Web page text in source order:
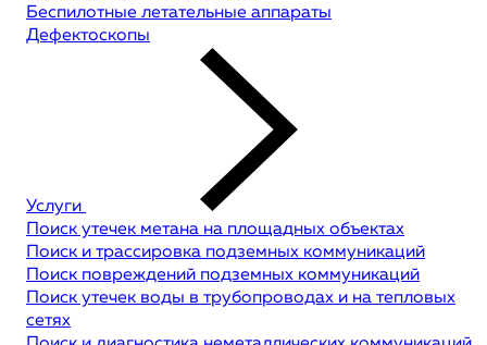
Беспилотные летательные аппараты
Дефектоскопы
Услуги
Поиск утечек метана на площадных объектах
Поиск и трассировка подземных коммуникаций
Поиск повреждений подземных коммуникаций
Поиск утечек воды в трубопроводах и на тепловых
сетях